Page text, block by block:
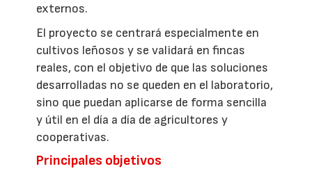
externos.
El proyecto se centrará especialmente en
cultivos leñosos y se validará en fincas
reales, con el objetivo de que las soluciones
desarrolladas no se queden en el laboratorio,
sino que puedan aplicarse de forma sencilla
y útil en el día a día de agricultores y
cooperativas.
Principales objetivos